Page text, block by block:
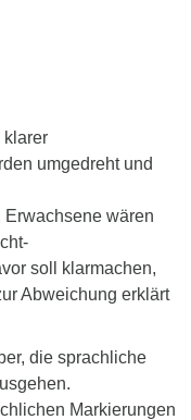
klarer
umgedreht und
Erwachsene wären
soll klarmachen,
Abweichung erklärt
die sprachliche
Markierungen